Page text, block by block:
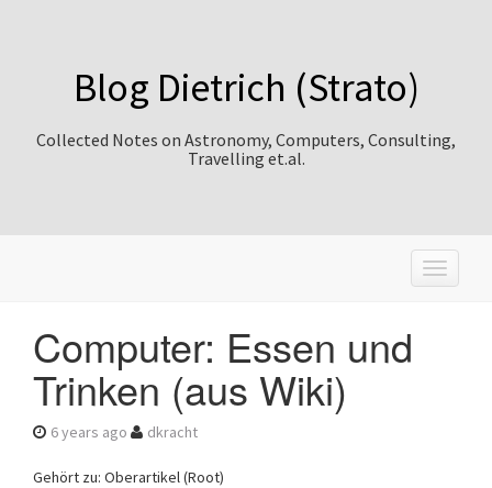
Blog Dietrich (Strato)
Collected Notes on Astronomy, Computers, Consulting,
Travelling et.al.
T
o
Computer: Essen und
Trinken (aus Wiki)
6 years ago dkracht
Gehört zu: Oberartikel (Root)